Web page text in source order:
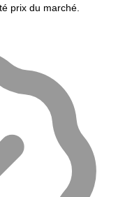
prix du marché.